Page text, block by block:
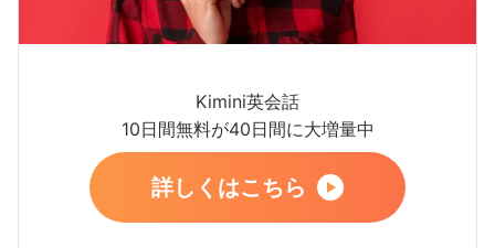
Kimini英会話
10日間無料が40日間に大増量中
詳しくはこちら